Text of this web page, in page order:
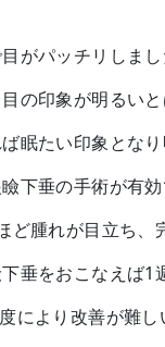
がパッチリしまし
の印象が明るいと
眠たい印象とな
下垂の手術が有効
ど腫れが目立ち、
垂をおこなえば1
により改善が難